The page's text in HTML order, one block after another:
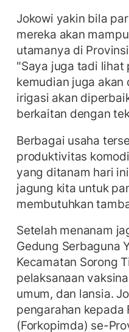
Jokowi yakin bila
mereka akan
utamanya di
"Saya juga tadi lihat
kemudian juga akan
irigasi akan
berkaitan dengan
Berbagai usaha
produktivitas
yang ditanam hari
jagung kita untuk
membutuhkan
Setelah menanam
Gedung Serbaguna
Kecamatan Sorong
pelaksanaan
umum, dan lansia.
pengarahan kepada
(Forkopimda) se-